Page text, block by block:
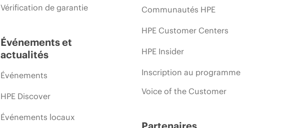
Vérification de garantie
Événements et
actualités
Événements
HPE Discover
Événements locaux
Communautés HPE
HPE Customer Centers
HPE Insider
Inscription au programme
Voice of the Customer